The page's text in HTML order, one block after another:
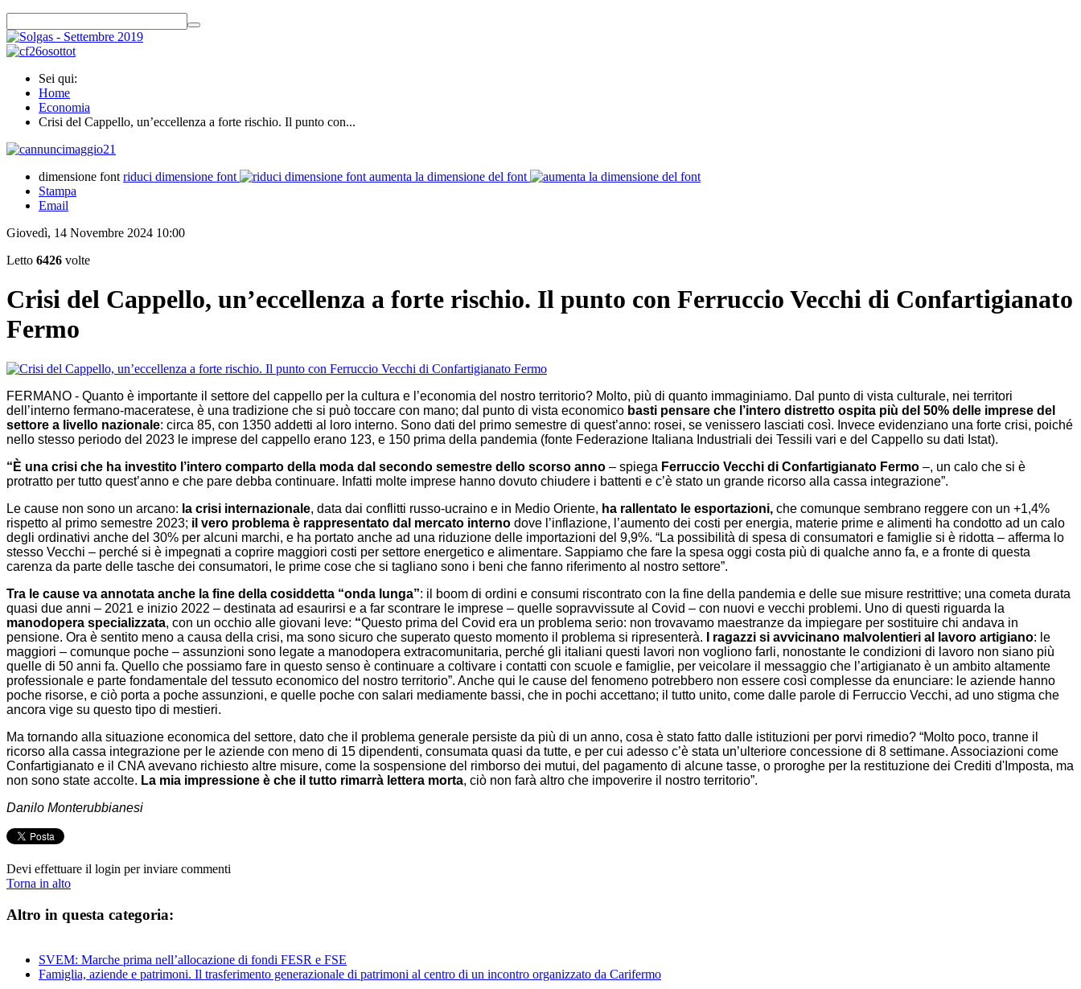
Sei qui:
Home
Economia
Crisi del Cappello, un’eccellenza a forte rischio. Il punto con...
dimensione font riduci dimensione font
aumenta la dimensione del font
Stampa
Email
Giovedì, 14 Novembre 2024 10:00
Letto 6426 volte
Crisi del Cappello, un’eccellenza a forte rischio. Il punto con Ferruccio Vecchi di Confartigianato
Fermo
FERMANO - Quanto è importante il settore del cappello per la cultura e l’economia del nostro territorio? Molto, più di quanto immaginiamo. Dal punto di vista culturale, nei territori
dell’interno fermano-maceratese, è una tradizione che si può toccare con mano; dal punto di vista economico basti pensare che l’intero distretto ospita più del 50% delle imprese del
settore a livello nazionale: circa 85, con 1350 addetti al loro interno. Sono dati del primo semestre di quest’anno: rosei, se venissero lasciati così. Invece evidenziano una forte crisi, poiché
nello stesso periodo del 2023 le imprese del cappello erano 123, e 150 prima della pandemia (fonte Federazione Italiana Industriali dei Tessili vari e del Cappello su dati Istat).
“È una crisi che ha investito l’intero comparto della moda dal secondo semestre dello scorso anno – spiega Ferruccio Vecchi di Confartigianato Fermo –, un calo che si è
protratto per tutto quest’anno e che pare debba continuare. Infatti molte imprese hanno dovuto chiudere i battenti e c’è stato un grande ricorso alla cassa integrazione”.
Le cause non sono un arcano: la crisi internazionale, data dai conflitti russo-ucraino e in Medio Oriente, ha rallentato le esportazioni, che comunque sembrano reggere con un +1,4%
rispetto al primo semestre 2023; il vero problema è rappresentato dal mercato interno dove l’inflazione, l’aumento dei costi per energia, materie prime e alimenti ha condotto ad un calo
degli ordinativi anche del 30% per alcuni marchi, e ha portato anche ad una riduzione delle importazioni del 9,9%. “La possibilità di spesa di consumatori e famiglie si è ridotta – afferma lo
stesso Vecchi – perché si è impegnati a coprire maggiori costi per settore energetico e alimentare. Sappiamo che fare la spesa oggi costa più di qualche anno fa, e a fronte di questa
carenza da parte delle tasche dei consumatori, le prime cose che si tagliano sono i beni che fanno riferimento al nostro settore”.
Tra le cause va annotata anche la fine della cosiddetta “onda lunga”: il boom di ordini e consumi riscontrato con la fine della pandemia e delle sue misure restrittive; una cometa durata
quasi due anni – 2021 e inizio 2022 – destinata ad esaurirsi e a far scontrare le imprese – quelle sopravvissute al Covid – con nuovi e vecchi problemi. Uno di questi riguarda la
manodopera specializzata, con un occhio alle giovani leve: “Questo prima del Covid era un problema serio: non trovavamo maestranze da impiegare per sostituire chi andava in
pensione. Ora è sentito meno a causa della crisi, ma sono sicuro che superato questo momento il problema si ripresenterà.
I ragazzi si avvicinano malvolentieri al lavoro artigiano: le
maggiori – comunque poche – assunzioni sono legate a manodopera extracomunitaria, perché gli italiani questi lavori non vogliono farli, nonostante le condizioni di lavoro non siano più
quelle di 50 anni fa. Quello che possiamo fare in questo senso è continuare a coltivare i contatti con scuole e famiglie, per veicolare il messaggio che l’artigianato è un ambito altamente
professionale e parte fondamentale del tessuto economico del nostro territorio”. Anche qui le cause del fenomeno potrebbero non essere così complesse da enunciare: le aziende hanno
poche risorse, e ciò porta a poche assunzioni, e quelle poche con salari mediamente bassi, che in pochi accettano; il tutto unito, come dalle parole di Ferruccio Vecchi, ad uno stigma che
ancora vige su questo tipo di mestieri.
Ma tornando alla situazione economica del settore, dato che il problema generale persiste da più di un anno, cosa è stato fatto dalle istituzioni per porvi rimedio? “Molto poco, tranne il
ricorso alla cassa integrazione per le aziende con meno di 15 dipendenti, consumata quasi da tutte, e per cui adesso c’è stata un’ulteriore concessione di 8 settimane. Associazioni come
Confartigianato e il CNA avevano richiesto altre misure, come la sospensione del rimborso dei mutui, del pagamento di alcune tasse, o proroghe per la restituzione dei Crediti d'Imposta, ma
non sono state accolte. La mia impressione è che il tutto rimarrà lettera morta, ciò non farà altro che impoverire il nostro territorio”.
Danilo Monterubbianesi
Devi effettuare il login per inviare commenti
Torna in alto
Altro in questa categoria:
SVEM: Marche prima nell’allocazione di fondi FESR e FSE
Famiglia, aziende e patrimoni. Il trasferimento generazionale di patrimoni al centro di un incontro organizzato da Carifermo